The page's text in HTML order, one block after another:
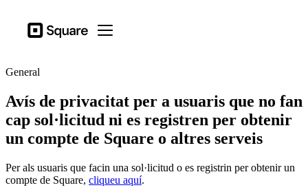
Square Open menu
Tipus d'activitat
Hardware
Preus
Recursos
Inicia la sessió
Centre d'ajuda
General
Avís de privacitat per a usuaris que no fan
cap sol·licitud ni es registren per obtenir
un compte de Square o altres serveis
Per als usuaris que facin una sol·licitud o es registrin per obtenir un
compte de Square, cliqueu aquí.